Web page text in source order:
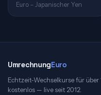
Euro – Japanischer Yen
UmrechnungEuro
Echtzeit-Wechselkurse für
kostenlos — live seit 2012.